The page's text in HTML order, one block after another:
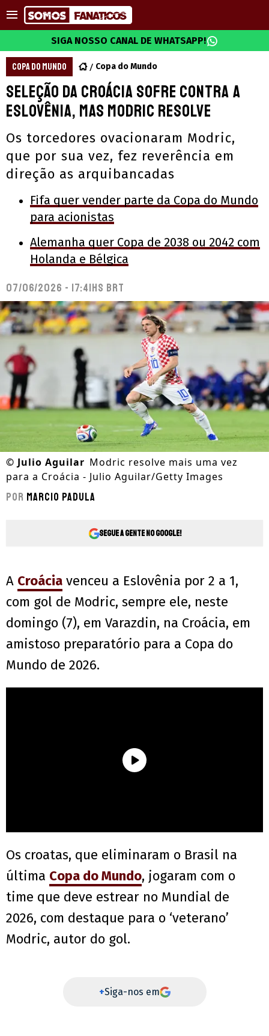
SIGA NOSSO CANAL DE WHATSAPP!
COPA DO MUNDO Copa do Mundo
Seleção da Croácia sofre contra a
Eslovênia, mas Modric resolve
Os torcedores ovacionaram Modric,
que por sua vez, fez reverência em
direção as arquibancadas
Fifa quer vender parte da Copa do Mundo
para acionistas
Alemanha quer Copa de 2038 ou 2042 com
Holanda e Bélgica
07/06/2026 - 17:41hs BRT
© Julio Aguilar Modric resolve mais uma vez
para a Croácia - Julio Aguilar/Getty Images
Por Marcio Padula
Segue a gente no Google!
A Croácia venceu a Eslovênia por 2 a 1,
com gol de Modric, sempre ele, neste
domingo (7), em Varazdin, na Croácia, em
amistoso preparatório para a Copa do
Mundo de 2026.
Os croatas, que eliminaram o Brasil na
última Copa do Mundo, jogaram com o
time que deve estrear no Mundial de
2026, com destaque para o ‘veterano’
Modric, autor do gol.
+Siga-nos em